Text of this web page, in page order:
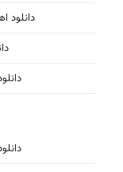
دانلود